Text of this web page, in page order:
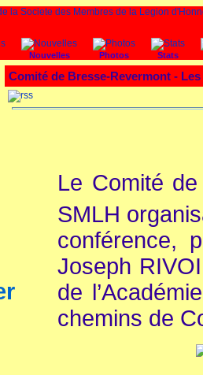
Nouvelles Photos Stats
Comité de Bresse-Revermont -
Le Comité
SMLH
conférence,
Joseph
de
chemins de